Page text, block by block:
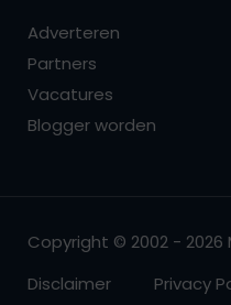
Adverteren
Partners
Vacatures
Blogger worden
Copyright © 2002 -
Disclaimer
Privacy